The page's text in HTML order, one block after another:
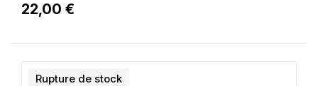
22,00 €
Rupture de stock